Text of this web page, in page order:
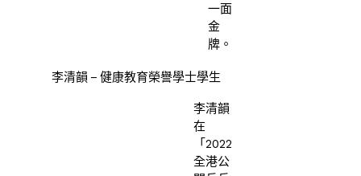
一面
金
牌。
李清韻 – 健康教育榮譽學士學生
李清韻
在
「2022
全港公